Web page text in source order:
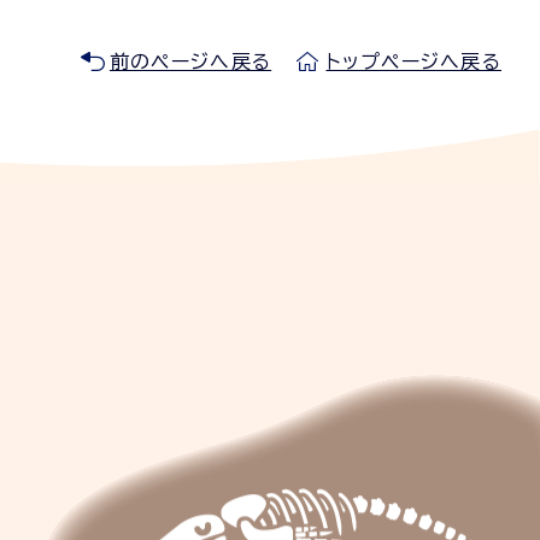
前のページへ戻る トップページへ戻る